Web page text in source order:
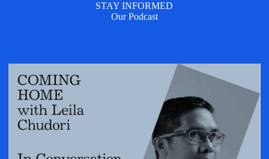
STAY INFORMED
Our Podcast